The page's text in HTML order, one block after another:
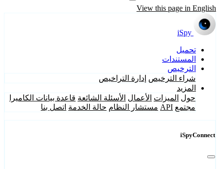
View this page in English
iSpy
تحميل
المستندات
الترخيص
شراء الترخيص إدارة التراخيص
المزيد
حول الميزات الأعمال الأسئلة الشائعة قاعدة بيانات الكاميرا
مجتمع API مستشار النظام حالة الخدمة اتصل بنا
iSpyConnect